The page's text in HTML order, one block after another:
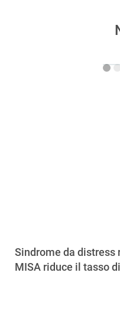
Sindrome da distress
MISA riduce il tasso